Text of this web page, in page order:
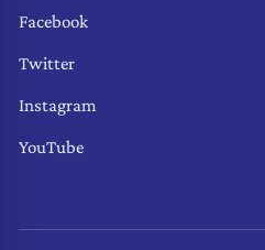
Facebook
Twitter
Instagram
YouTube